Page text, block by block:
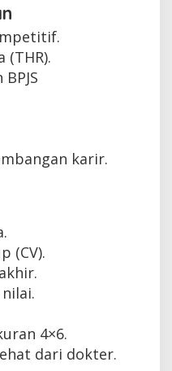
(THR).
karir.
(CV).
4×6.
dari dokter.